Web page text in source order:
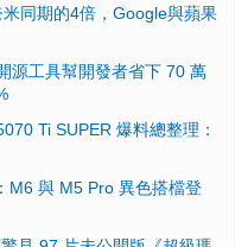
同期的4倍，Google與蘋果
源工具幫開發者省下 70 萬
Ti SUPER 爆料總整理：
M6 與 M5 Pro 異色搭檔登